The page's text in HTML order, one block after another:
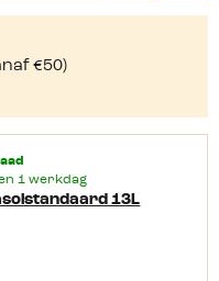
€50)
1 werkdag
13L